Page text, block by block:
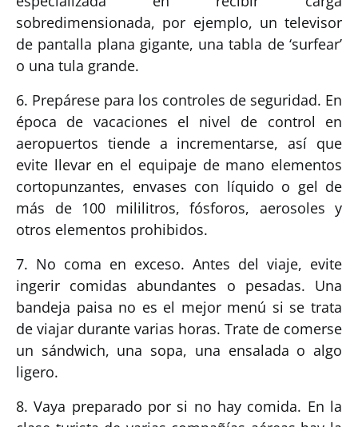
sobredimensionada, por ejemplo, un televisor
de pantalla plana gigante, una tabla de ‘surfear’
o una tula grande.
6. Prepárese para los controles de seguridad. En
época de vacaciones el nivel de control en
aeropuertos tiende a incrementarse, así que
evite llevar en el equipaje de mano elementos
cortopunzantes, envases con líquido o gel de
más de 100 mililitros, fósforos, aerosoles y
otros elementos prohibidos.
7. No coma en exceso. Antes del viaje, evite
ingerir comidas abundantes o pesadas. Una
bandeja paisa no es el mejor menú si se trata
de viajar durante varias horas. Trate de comerse
un sándwich, una sopa, una ensalada o algo
ligero.
8. Vaya preparado por si no hay comida. En la